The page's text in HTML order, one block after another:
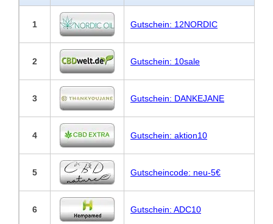
1 Gutschein: 12NORDIC
2 Gutschein: 10sale
3 Gutschein: DANKEJANE
4 Gutschein: aktion10
5 Gutscheincode: neu-5€
6 Gutschein: ADC10